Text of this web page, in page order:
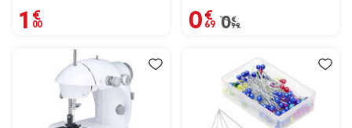
1,00 € 0,69 €
Prix remisé de 0,99 €
0,99 €